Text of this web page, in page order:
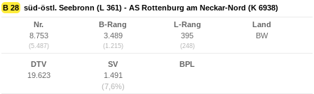
B 28 süd-östl. Seebronn (L 361) - AS Rottenburg am Neckar-Nord (K 6938)
Nr.
8.753
(5.487)
B-Rang
3.489
(1.215)
L-Rang
395
(248)
Land
BW
DTV
19.623
SV
1.491
(7,6%)
BPL